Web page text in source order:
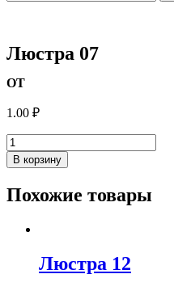
Люстра 07
ОТ
1.00 ₽
Количество
товара
Люстра
В корзину
Похожие товары
Люстра 12